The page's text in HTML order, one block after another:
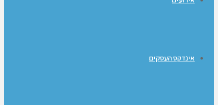
אינדקס העסקים